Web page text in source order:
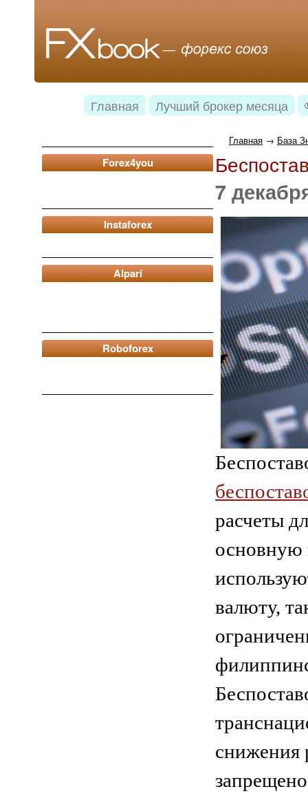
Главная Лучший брокер месяца
Forex4you
Instaforex
Alpari
Roboforex
Главная → База
7
расчеты
основную
валюту,
снижения